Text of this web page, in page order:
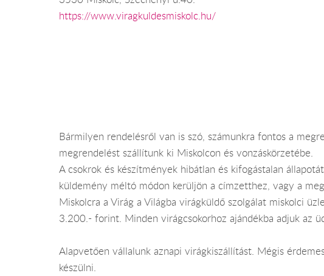
https://www.viragkuldesmiskolc.hu/
Bármilyen rendelésről van is szó, számunkra fontos a
megrendelést szállítunk ki Miskolcon és vonzáskörzetébe.
A csokrok és készítmények hibátlan és kifogástalan
küldemény méltó módon kerüljön a címzetthez, vagy a
Miskolcra a Virág a Világba virágküldő szolgálat miskolci
3.200.- forint. Minden virágcsokorhoz ajándékba adjuk az
Alapvetően vállalunk aznapi virágkiszállítást. Mégis
készülni.